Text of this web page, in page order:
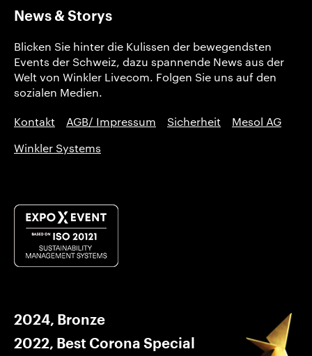
News & Storys
Blicken Sie hinter die Kulissen der bewegendsten
Events der Schweiz, dazu spannende News aus der
Welt von Winkler Livecom. Folgen Sie uns auf den
sozialen Medien.
Kontakt AGB/ Impressum Sicherheit
Mesol AG
Winkler Systems
2024, Bronze
2022, Best Corona Special